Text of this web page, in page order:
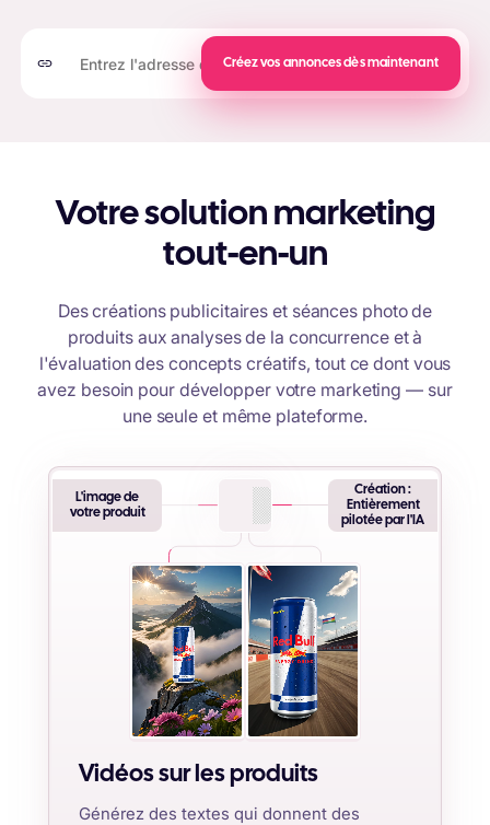
Créez vos annonces dès maintenant
Votre solution marketing
tout-en-un
Des créations publicitaires et séances photo de
produits aux analyses de la concurrence et à
l'évaluation des concepts créatifs, tout ce dont vous
avez besoin pour développer votre marketing — sur
une seule et même plateforme.
L'image de
votre produit
Création :
Entièrement
pilotée par l'IA
Vidéos sur les produits
Générez des textes qui donnent des